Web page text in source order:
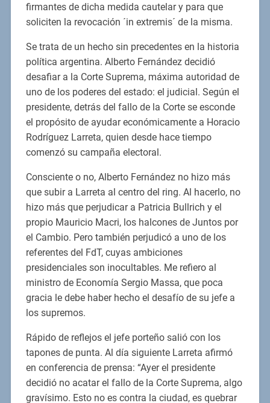
firmantes de dicha medida cautelar y para que
soliciten la revocación ´in extremis´ de la misma.
Se trata de un hecho sin precedentes en la historia
política argentina. Alberto Fernández decidió
desafiar a la Corte Suprema, máxima autoridad de
uno de los poderes del estado: el judicial. Según el
presidente, detrás del fallo de la Corte se esconde
el propósito de ayudar económicamente a Horacio
Rodríguez Larreta, quien desde hace tiempo
comenzó su campaña electoral.
Consciente o no, Alberto Fernández no hizo más
que subir a Larreta al centro del ring. Al hacerlo, no
hizo más que perjudicar a Patricia Bullrich y el
propio Mauricio Macri, los halcones de Juntos por
el Cambio. Pero también perjudicó a uno de los
referentes del FdT, cuyas ambiciones
presidenciales son inocultables. Me refiero al
ministro de Economía Sergio Massa, que poca
gracia le debe haber hecho el desafío de su jefe a
los supremos.
Rápido de reflejos el jefe porteño salió con los
tapones de punta. Al día siguiente Larreta afirmó
en conferencia de prensa: “Ayer el presidente
decidió no acatar el fallo de la Corte Suprema, algo
gravísimo. Esto no es contra la ciudad, es quebrar